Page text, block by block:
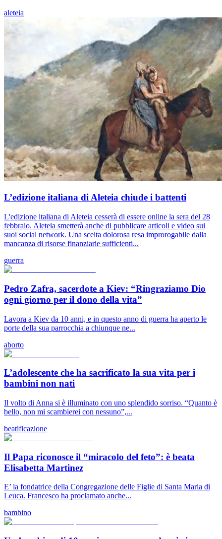
aleteia
L’edizione italiana di Aleteia chiude i battenti
L'edizione italiana di Aleteia cesserà di essere online la sera del 28
febbraio. Aleteia smetterà anche di pubblicare articoli e video sui
suoi social network. Una scelta dolorosa resa improrogabile dalla
mancanza di risorse finanziarie sufficienti...
guerra
Pedro Zafra, sacerdote a Kiev: “Ringraziamo Dio
ogni giorno per il dono della vita”
Lavora a Kiev da 10 anni, e in questo anno di guerra ha aperto le
porte della sua parrocchia a chiunque ne...
aborto
L’adolescente che ha sacrificato la sua vita per i
bambini non nati
Il volto di Anna si è illuminato con uno splendido sorriso. “Quanto è
bello, non mi scambierei con nessuno”,...
beatificazione
Il Papa riconosce il “miracolo del feto”: è beata
Elisabetta Martinez
E’ la fondatrice della Congregazione delle Figlie di Santa Maria di
Leuca. Francesco ha proclamato anche...
bambino